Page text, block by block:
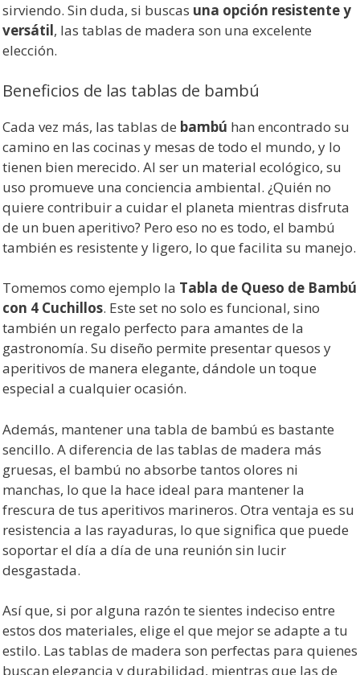
sirviendo. Sin duda, si buscas una opción resistente y
versátil, las tablas de madera son una excelente
elección.
Beneficios de las tablas de bambú
Cada vez más, las tablas de bambú han encontrado su
camino en las cocinas y mesas de todo el mundo, y lo
tienen bien merecido. Al ser un material ecológico, su
uso promueve una conciencia ambiental. ¿Quién no
quiere contribuir a cuidar el planeta mientras disfruta
de un buen aperitivo? Pero eso no es todo, el bambú
también es resistente y ligero, lo que facilita su manejo.
Tomemos como ejemplo la Tabla de Queso de Bambú
con 4 Cuchillos. Este set no solo es funcional, sino
también un regalo perfecto para amantes de la
gastronomía. Su diseño permite presentar quesos y
aperitivos de manera elegante, dándole un toque
especial a cualquier ocasión.
Además, mantener una tabla de bambú es bastante
sencillo. A diferencia de las tablas de madera más
gruesas, el bambú no absorbe tantos olores ni
manchas, lo que la hace ideal para mantener la
frescura de tus aperitivos marineros. Otra ventaja es su
resistencia a las rayaduras, lo que significa que puede
soportar el día a día de una reunión sin lucir
desgastada.
Así que, si por alguna razón te sientes indeciso entre
estos dos materiales, elige el que mejor se adapte a tu
estilo. Las tablas de madera son perfectas para quienes
buscan elegancia y durabilidad, mientras que las de